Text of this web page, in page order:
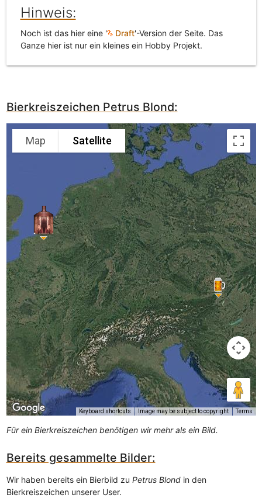
Hinweis:
Noch ist das hier eine ' Draft'-Version der Seite. Das
Ganze hier ist nur ein kleines ein Hobby Projekt.
Bierkreiszeichen Petrus Blond:
Map Satellite
Keyboard shortcuts Image may be subject to copyright Terms
Für ein Bierkreiszeichen benötigen wir mehr als ein Bild.
Bereits gesammelte Bilder:
Wir haben bereits ein Bierbild zu Petrus Blondin den
Bierkreiszeichen unserer User.